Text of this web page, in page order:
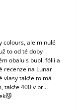
colours, ale minulé
to od té doby
obalu s bubl. fólii a
recenze na Lunar
vlasy takže to má
takže 400 v pr...